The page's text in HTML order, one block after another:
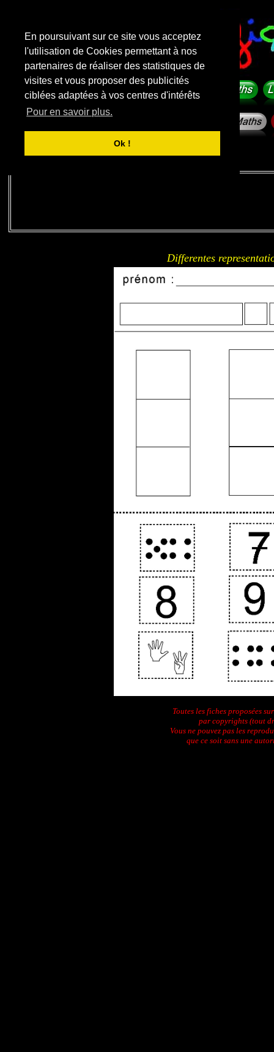
En poursuivant sur ce site vous acceptez
l'utilisation de Cookies permettant à nos
partenaires de réaliser des statistiques de
visites et vous proposer des publicités
ciblées adaptées à vos centres d'intérêts
Pour en savoir plus.
Ok !
Differentes
Toutes les fiches proposées
par copyrights (tout
Vous ne pouvez pas les
que ce soit sans une